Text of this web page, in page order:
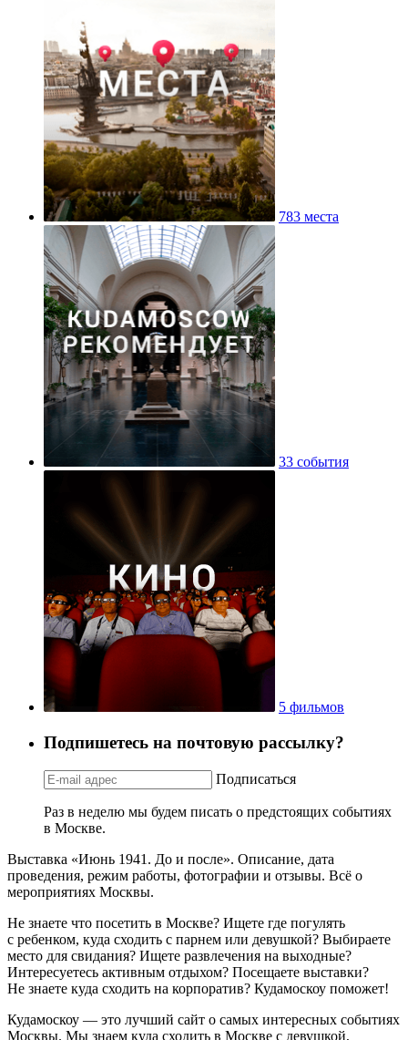
783 места
33 события
5 фильмов
Подпишетесь на почтовую рассылку?
Подписаться
Раз в неделю мы будем писать о предстоящих событиях
в Москве.
Выставка «Июнь 1941. До и после». Описание, дата
проведения, режим работы, фотографии и отзывы. Всё о
мероприятиях Москвы.
Не знаете что посетить в Москве? Ищете где погулять
с ребенком, куда сходить с парнем или девушкой? Выбираете
место для свидания? Ищете развлечения на выходные?
Интересуетесь активным отдыхом? Посещаете выставки?
Не знаете куда сходить на корпоратив? Кудамоскоу поможет!
Кудамоскоу — это лучший сайт о самых интересных событиях
Москвы. Мы знаем куда сходить в Москве с девушкой,